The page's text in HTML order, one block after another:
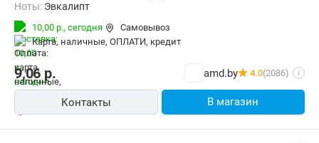
Ноты: Эвкалипт
10,00 р., сегодня
Самовывоз
карта, наличные, ОПЛАТИ, кредит
9,06 р. amd.by 4.0(2086) i
Контакты В магазин